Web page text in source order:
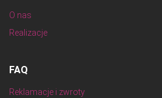
O nas
Realizacje
FAQ
Reklamacje i zwroty